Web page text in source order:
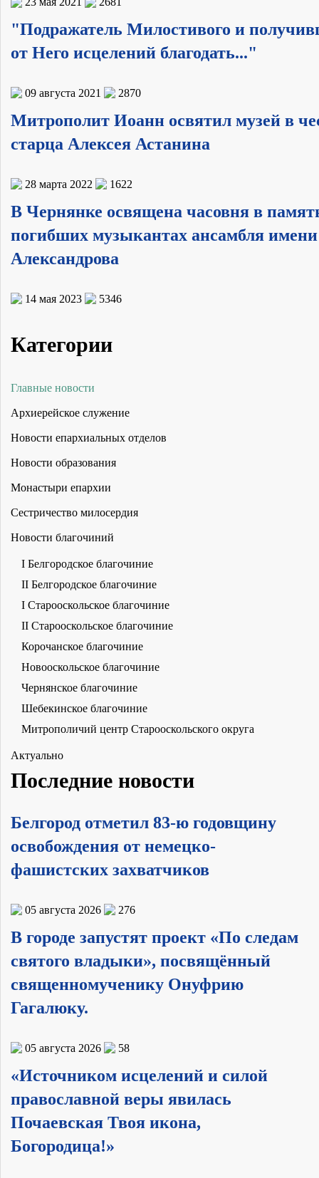
"Подражатель Милостивого и
от Него исцелений благодать..."
09 августа 2021 2870
Митрополит Иоанн освятил музей в
старца Алексея Астанина
28 марта 2022 1622
В Чернянке освящена часовня в
погибших музыкантах ансамбля имени
Александрова
14 мая 2023 5346
Категории
Главные новости
Архиерейское служение
Новости епархиальных отделов
Новости образования
Монастыри епархии
Сестричество милосердия
Новости благочиний
I Белгородское благочиние
II Белгородское благочиние
I Старооскольское благочиние
II Старооскольское благочиние
Корочанское благочиние
Новооскольское благочиние
Чернянское благочиние
Шебекинское благочиние
Митрополичий центр Старооскольского округа
Актуально
Последние новости
Белгород отметил 83-ю годовщину
освобождения от немецко-
фашистских захватчиков
05 августа 2026 276
В городе запустят проект «По следам
святого владыки», посвящённый
священномученику Онуфрию
Гагалюку.
05 августа 2026 58
«Источником исцелений и силой
православной веры явилась
Почаевская Твоя икона,
Богородица!»